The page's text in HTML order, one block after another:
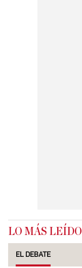
LO MÁS LEÍDO
EL DEBATE